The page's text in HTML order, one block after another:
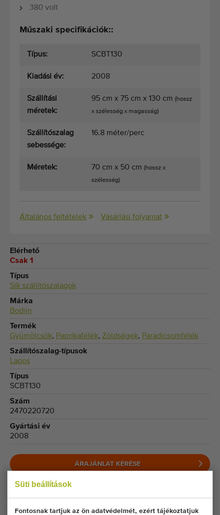
Süti beállítások
Fontosnak tartjuk az ön adatvédelmét, ezért tájékoztatjuk
380 volt
Műszaki specifikációk::
Típus: SCBT130
Kiadási év: 2008
Szállítási
méretek:
95 cm x 75 cm x 130 cm (hossz
x szélesség x magasság)
Szállítószalag
sebessége:
16.8 méter/perc
Méretek: 70 cm x 50 cm (hossz x
szélesség)
Általános feltételek Vásárlási folyamat
Elérhető
Csak 1
Típus
Sík szállítószalagok
Márka
Bodijn
Termék
Gyümölcsök, Paprikafélék, Zöldségek, Paradicsomfélék
Szállítószalag-típusok
Lapos
Típus
SCBT130
Szám
2470220720
Gyártási év
2008
ÁRAJÁNLAT KÉRÉSE
RENDELJE MEG EZT A GÉPET